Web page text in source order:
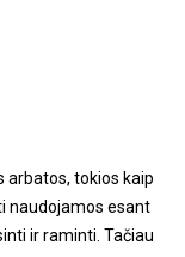
arbatos, tokios kaip
naudojamos esant
ir raminti. Tačiau